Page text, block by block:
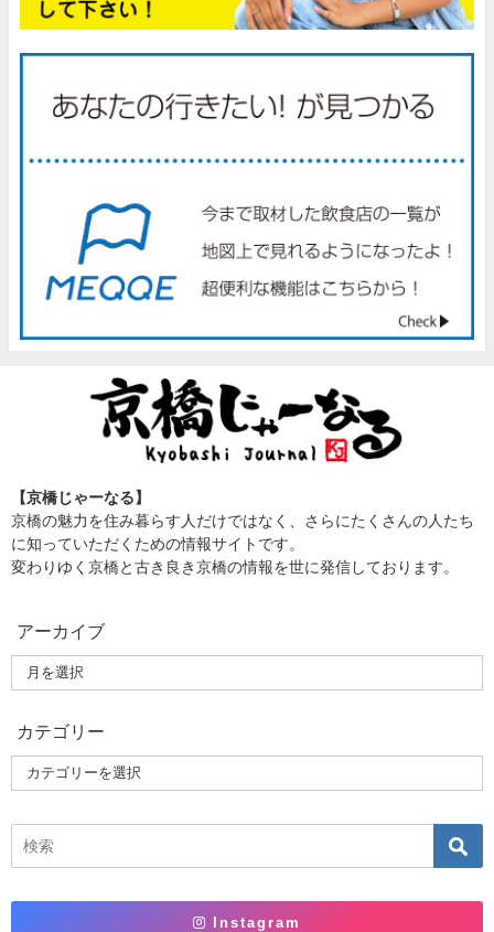
【京橋じゃーなる】
京橋の魅力を住み暮らす人だけではなく、さらにたくさんの人たち
に知っていただくための情報サイトです。
変わりゆく京橋と古き良き京橋の情報を世に発信しております。
アーカイブ
カテゴリー
Instagram